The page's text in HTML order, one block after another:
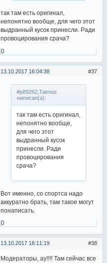
так там есть оригинал,
непонятно вообще, для чего этот
выдранный кусок принесли. Ради
провоцирования срача?
0
37
13.10.2017 16:04:38
#p89262,Tatmos
написал(а):
так там есть оригинал,
непонятно вообще,
для чего этот
выдранный кусок
принесли. Ради
провоцирования
срача?
Вот именно, со спортса надо
аккуратно брать, там такое могут
понаписать.
0
38
13.10.2017 16:11:19
Модераторы, ау!!!! Там сейчас все